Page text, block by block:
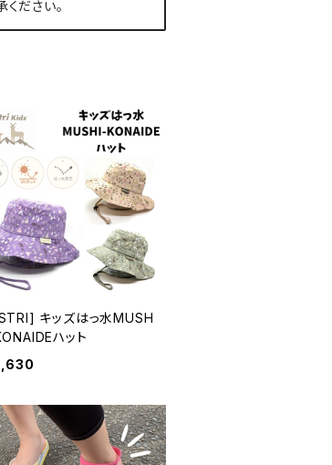
ださい。
キッズはっ水MUSH
ハット